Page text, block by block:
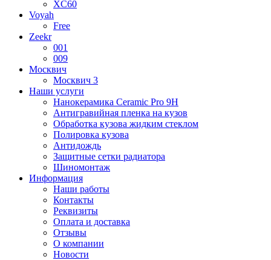
XC60
Voyah
Free
Zeekr
001
009
Москвич
Москвич 3
Наши услуги
Нанокерамика Ceramic Pro 9H
Антигравийная пленка на кузов
Обработка кузова жидким стеклом
Полировка кузова
Антидождь
Защитные сетки радиатора
Шиномонтаж
Информация
Наши работы
Контакты
Реквизиты
Оплата и доставка
Отзывы
О компании
Новости